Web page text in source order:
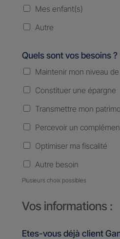
Mes enfant(s)
Autre
Quels sont vos besoins ?
Maintenir mon niveau
Constituer une épargne
Transmettre mon
Percevoir un
Optimiser ma fiscalité
Autre besoin
Plusieurs choix possibles
Vos informations :
Etes-vous déjà client